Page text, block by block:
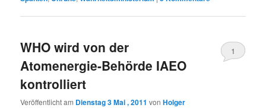
WHO wird von der
Atomenergie-Behörde IAEO
kontrolliert
Veröffentlicht am Dienstag 3 Mai , 2011 vonHolger
1